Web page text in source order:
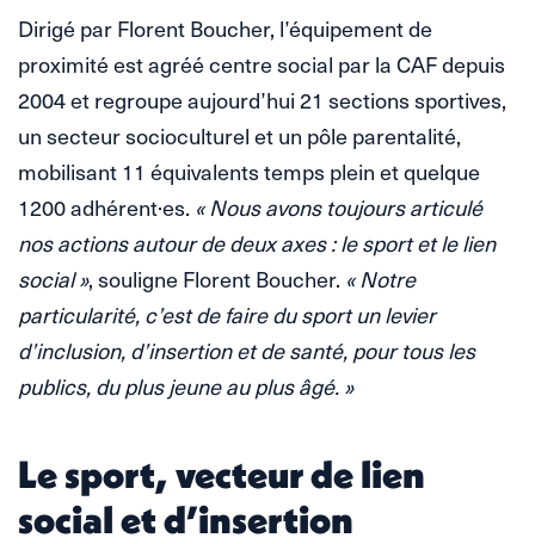
Dirigé par Florent Boucher, l’équipement de
proximité est agréé centre social par la CAF depuis
2004 et regroupe aujourd’hui 21 sections sportives,
un secteur socioculturel et un pôle parentalité,
mobilisant 11 équivalents temps plein et quelque
1200 adhérent·es. « Nous avons toujours articulé
nos actions autour de deux axes : le sport et le lien
social », souligne Florent Boucher. « Notre
particularité, c’est de faire du sport un levier
d’inclusion, d’insertion et de santé, pour tous les
publics, du plus jeune au plus âgé. »
Le sport, vecteur de lien
social et d’insertion